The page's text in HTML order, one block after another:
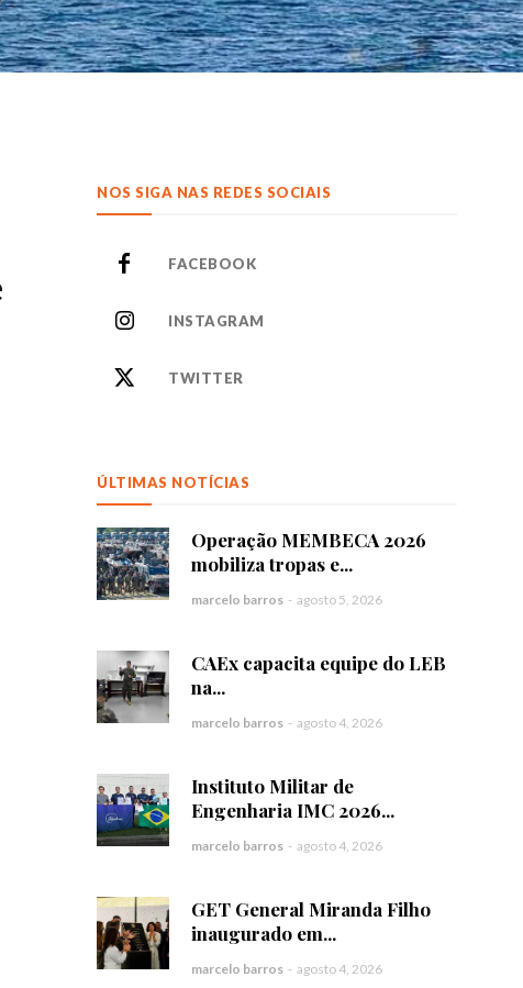
NOS SIGA NAS REDES SOCIAIS
FACEBOOK
INSTAGRAM
TWITTER
ÚLTIMAS NOTÍCIAS
Operação MEMBECA 2026
mobiliza tropas e...
marcelo barros - agosto 5, 2026
CAEx capacita equipe do LEB
na...
marcelo barros - agosto 4, 2026
Instituto Militar de
Engenharia IMC 2026...
marcelo barros - agosto 4, 2026
GET General Miranda Filho
inaugurado em...
marcelo barros - agosto 4, 2026